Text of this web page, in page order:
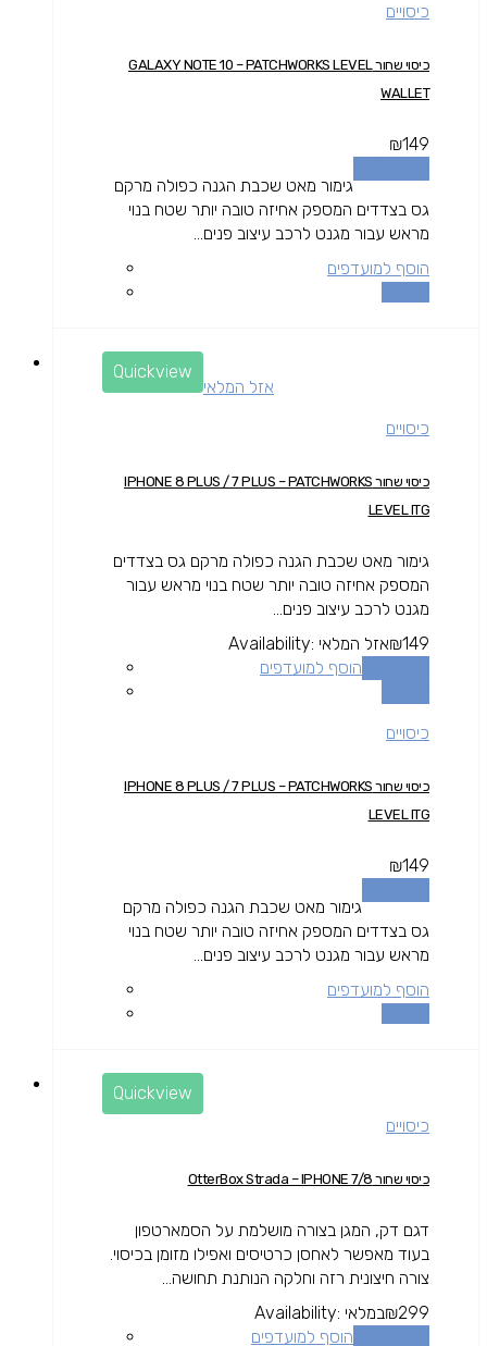
כיסויים
כיסוי שחור GALAXY NOTE 10 – PATCHWORKS LEVEL
WALLET
₪149
גימור מאט שכבת הגנה כפולה מרקם
גס בצדדים המספק אחיזה טובה יותר שטח בנוי
מראש עבור מגנט לרכב עיצוב פנים...
הוסף למועדפים
Quickview
אזל המלאי
כיסויים
כיסוי שחור IPHONE 8 PLUS / 7 PLUS – PATCHWORKS
LEVEL ITG
גימור מאט שכבת הגנה כפולה מרקם גס בצדדים
המספק אחיזה טובה יותר שטח בנוי מראש עבור
מגנט לרכב עיצוב פנים...
₪149
Availability: אזל המלאי
הוסף למועדפים
כיסויים
כיסוי שחור IPHONE 8 PLUS / 7 PLUS – PATCHWORKS
LEVEL ITG
₪149
גימור מאט שכבת הגנה כפולה מרקם
גס בצדדים המספק אחיזה טובה יותר שטח בנוי
מראש עבור מגנט לרכב עיצוב פנים...
הוסף למועדפים
Quickview
כיסויים
כיסוי שחור OtterBox Strada – IPHONE 7/8
דגם דק, המגן בצורה מושלמת על הסמארטפון
בעוד מאפשר לאחסן כרטיסים ואפילו מזומן בכיסוי.
צורה חיצונית רזה וחלקה הנותנת תחושה...
₪299
Availability: במלאי
הוסף למועדפים